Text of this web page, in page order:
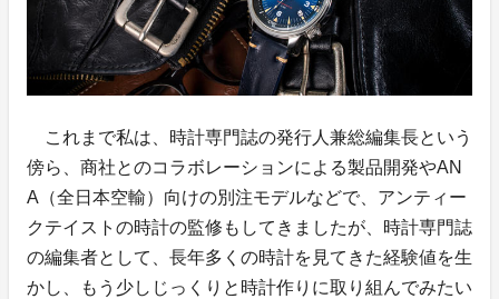
これまで私は、時計専門誌の発行人兼総編集長という
傍ら、商社とのコラボレーションによる製品開発やAN
A（全日本空輸）向けの別注モデルなどで、アンティー
クテイストの時計の監修もしてきましたが、時計専門誌
の編集者として、長年多くの時計を見てきた経験値を生
かし、もう少しじっくりと時計作りに取り組んでみたい